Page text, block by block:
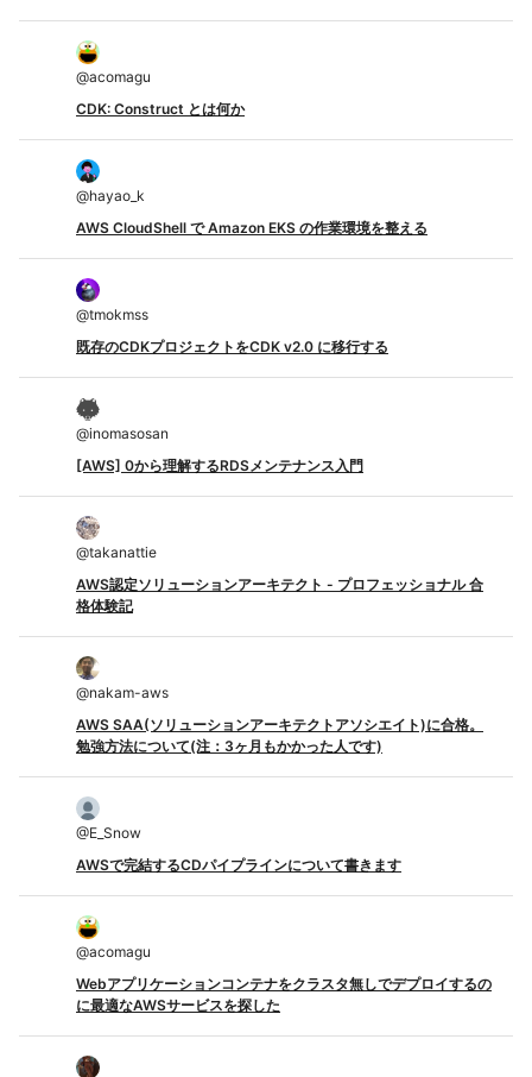
@acomagu
CDK: Construct とは何か
@hayao_k
AWS CloudShell で Amazon EKS の作業環境を整える
@tmokmss
既存のCDKプロジェクトをCDK v2.0 に移行する
@inomasosan
[AWS] 0から理解するRDSメンテナンス入門
@takanattie
AWS認定ソリューションアーキテクト - プロフェッショナル 合
格体験記
@nakam-aws
AWS SAA(ソリューションアーキテクトアソシエイト)に合格。
勉強方法について(注：3ヶ月もかかった人です)
@E_Snow
AWSで完結するCDパイプラインについて書きます
@acomagu
Webアプリケーションコンテナをクラスタ無しでデプロイするの
に最適なAWSサービスを探した